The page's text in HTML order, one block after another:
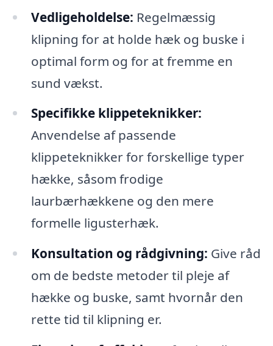
Vedligeholdelse: Regelmæssig
klipning for at holde hæk og buske i
optimal form og for at fremme en
sund vækst.
Specifikke klippeteknikker:
Anvendelse af passende
klippeteknikker for forskellige typer
hække, såsom frodige
laurbærhækkene og den mere
formelle ligusterhæk.
Konsultation og rådgivning: Give råd
om de bedste metoder til pleje af
hække og buske, samt hvornår den
rette tid til klipning er.